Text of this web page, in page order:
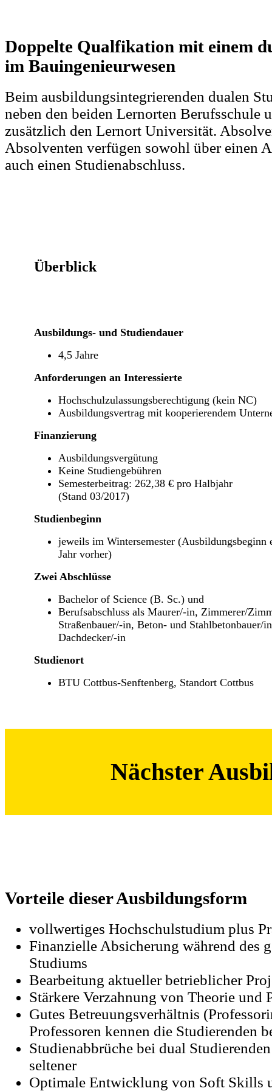
Doppelte Qualfikation mit einem
im Bauingenieurwesen
Beim ausbildungsintegrierenden dualen
neben den beiden Lernorten Berufsschule
zusätzlich den Lernort Universität.
Absolventen verfügen sowohl über einen
auch einen Studienabschluss.
Überblick
Ausbildungs- und Studiendauer
4,5 Jahre
Anforderungen an Interessierte
Hochschulzulassungsberechtigung (kein NC)
Ausbildungsvertrag mit kooperierendem
Finanzierung
Ausbildungsvergütung
Keine Studiengebühren
Semesterbeitrag: 262,38 € pro Halbjahr
(Stand 03/2017)
Studienbeginn
jeweils im Wintersemester (Ausbildungsbeginn
Jahr vorher)
Zwei Abschlüsse
Bachelor of Science (B. Sc.) und
Berufsabschluss als Maurer/-in, Zimmerer/
Straßenbauer/-in, Beton- und Stahlbetonbauer/
Dachdecker/-in
Studienort
BTU Cottbus-Senftenberg, Standort Cottbus
Nächster
Vorteile dieser Ausbildungsform
vollwertiges Hochschulstudium plus
Finanzielle Absicherung während des
Studiums
Bearbeitung aktueller betrieblicher
Stärkere Verzahnung von Theorie und
Gutes Betreuungsverhältnis
Professoren kennen die Studierenden
Studienabbrüche bei dual
seltener
Optimale Entwicklung von Soft Skills